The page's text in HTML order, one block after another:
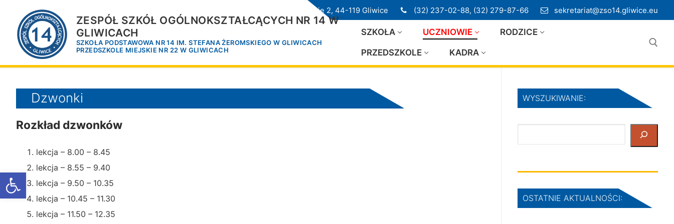
Otwórz pasek narzędzi
treści
ul. Przedwiośnie 2, 44-119 Gliwice (32) 237-02-88, (32) 279-87-66 sekretariat@zso14.gliwice.eu
ZESPÓŁ SZKÓŁ OGÓLNOKSZTAŁCĄCYCH NR 14 W
GLIWICACH
SZKOŁA PODSTAWOWA NR 14 IM. STEFANA ŻEROMSKIEGO W GLIWICACH
PRZEDSZKOLE MIEJSKIE NR 22 W GLIWICACH
SZKOŁA UCZNIOWIE RODZICE
PRZEDSZKOLE KADRA
Dzwonki
Rozkład dzwonków
lekcja – 8.00 – 8.45
lekcja – 8.55 – 9.40
lekcja – 9.50 – 10.35
lekcja – 10.45 – 11.30
lekcja – 11.50 – 12.35
WYSZUKIWANIE:
OSTATNIE AKTUALNOŚCI: